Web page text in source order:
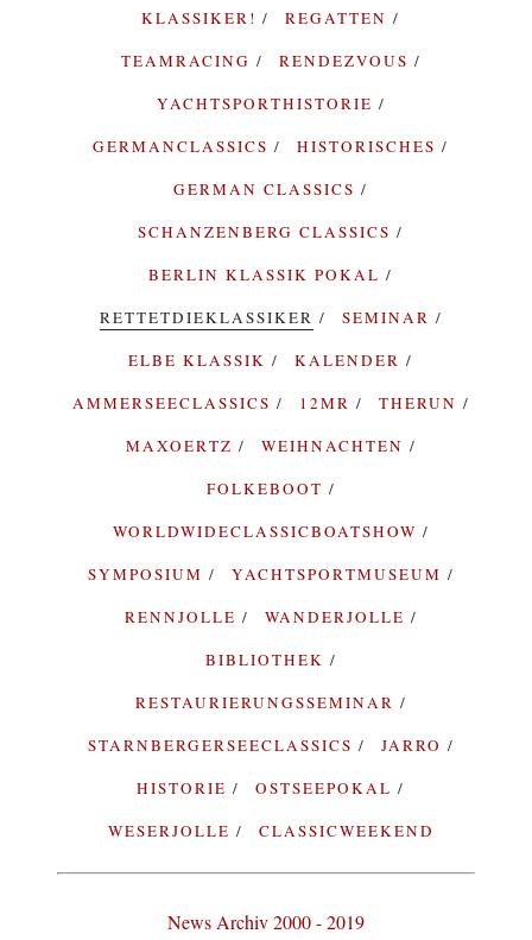
KLASSIKER!
REGATTEN
TEAMRACING
RENDEZVOUS
YACHTSPORTHISTORIE
GERMANCLASSICS
HISTORISCHES
GERMAN CLASSICS
SCHANZENBERG CLASSICS
BERLIN KLASSIK POKAL
RETTETDIEKLASSIKER
SEMINAR
ELBE KLASSIK
KALENDER
AMMERSEECLASSICS
12MR
THERUN
MAXOERTZ
WEIHNACHTEN
FOLKEBOOT
WORLDWIDECLASSICBOATSHOW
SYMPOSIUM
YACHTSPORTMUSEUM
RENNJOLLE
WANDERJOLLE
BIBLIOTHEK
RESTAURIERUNGSSEMINAR
STARNBERGERSEECLASSICS
JARRO
HISTORIE
OSTSEEPOKAL
WESERJOLLE
CLASSICWEEKEND
News Archiv 2000 - 2019